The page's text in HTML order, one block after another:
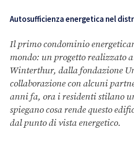
Autosufficienza energetica nel
Il primo condominio
mondo: un progetto realizzato
Winterthur, dalla fondazione
collaborazione con alcuni
anni fa, ora i residenti stilano
spiegano cosa rende questo
dal punto di vista energetico.